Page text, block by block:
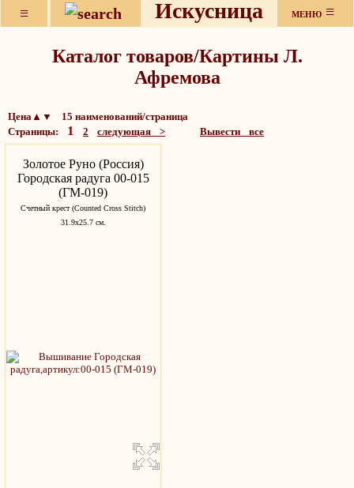
≡ Искусница МЕНЮ ≡
Каталог товаров/Картины Л.
Афремова
Цена▲▼ 15 наименований/страница
Страницы: 1 2 следующая > Вывести все
Золотое Руно (Россия)
Городская радуга 00-015
(ГМ-019)
Счетный крест (Counted Cross Stitch)
31.9х25.7 см.